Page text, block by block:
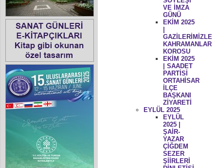
VE İMZA
GÜNÜ
EKİM 2025
GAZİLERİMİZLE
KAHRAMANLAR
KOROSU
EKİM 2025
| SAADET
PARTİSİ
ORTAHİSAR
İLÇE
BAŞKANI
ZİYARETİ
EYLÜL 2025
EYLÜL
2025 |
ŞAİR-
YAZAR
ÇİĞDEM
SEZER
ŞİİRLERİ